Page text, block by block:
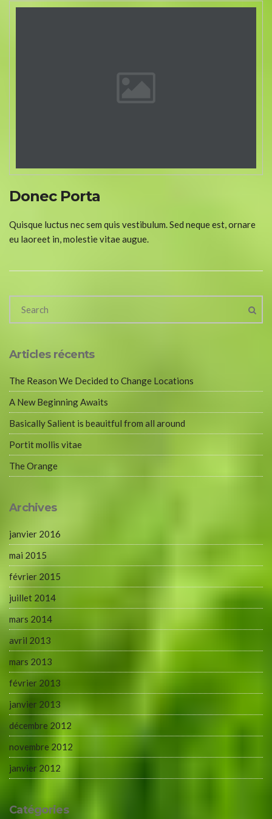
Donec Porta
Quisque luctus nec sem quis vestibulum. Sed neque est, ornare
eu laoreet in, molestie vitae augue.
Articles récents
The Reason We Decided to Change Locations
A New Beginning Awaits
Basically Salient is beauitful from all around
Portit mollis vitae
The Orange
Archives
janvier 2016
mai 2015
février 2015
juillet 2014
mars 2014
avril 2013
mars 2013
février 2013
janvier 2013
décembre 2012
novembre 2012
janvier 2012
Catégories